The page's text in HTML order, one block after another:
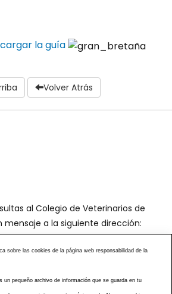
la guía
Volver Atrás
al Colegio de Veterinarios de
mensaje a la siguiente dirección:
TABLÓN ANUNCIOS
sobre las cookies de la página web responsabilidad de la
un pequeño archivo de información que se guarda en tu